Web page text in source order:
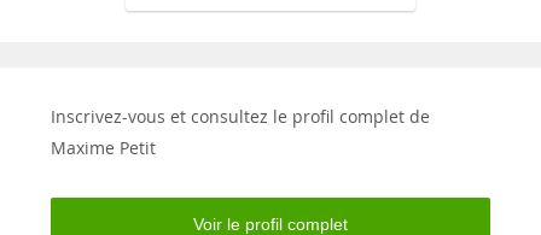
Inscrivez-vous et consultez le profil complet de
Maxime Petit
Voir le profil complet